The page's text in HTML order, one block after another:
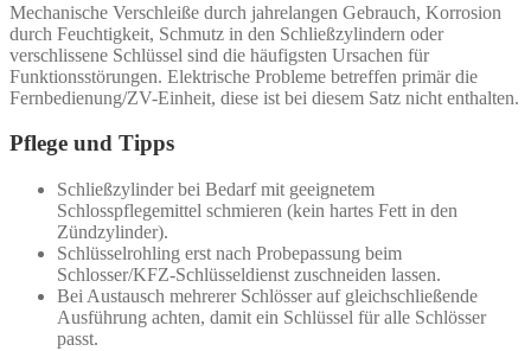
Mechanische Verschleiße durch jahrelangen Gebrauch, Korrosion
durch Feuchtigkeit, Schmutz in den Schließzylindern oder
verschlissene Schlüssel sind die häufigsten Ursachen für
Funktionsstörungen. Elektrische Probleme betreffen primär die
Fernbedienung/ZV-Einheit, diese ist bei diesem Satz nicht enthalten.
Pflege und Tipps
Schließzylinder bei Bedarf mit geeignetem
Schlosspflegemittel schmieren (kein hartes Fett in den
Zündzylinder).
Schlüsselrohling erst nach Probepassung beim
Schlosser/KFZ-Schlüsseldienst zuschneiden lassen.
Bei Austausch mehrerer Schlösser auf gleichschließende
Ausführung achten, damit ein Schlüssel für alle Schlösser
passt.